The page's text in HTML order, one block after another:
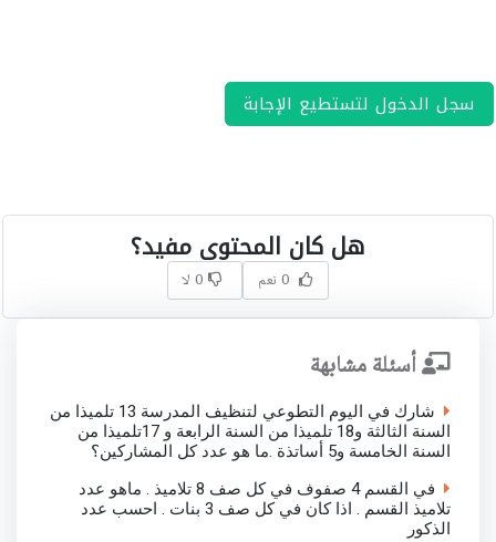
سجل الدخول لتستطيع الإجابة
هل كان المحتوى مفيد؟
0 نعم 0 لا
أسئلة مشابهة
شارك في اليوم التطوعي لتنظيف المدرسة 13 تلميذا من
السنة الثالثة و18 تلميذا من السنة الرابعة و 17تلميذا من
السنة الخامسة و5 أساتذة .ما هو عدد كل المشاركين؟
في القسم 4 صفوف في كل صف 8 تلاميذ . ماهو عدد
تلاميذ القسم . اذا كان في كل صف 3 بنات . احسب عدد
الذكور